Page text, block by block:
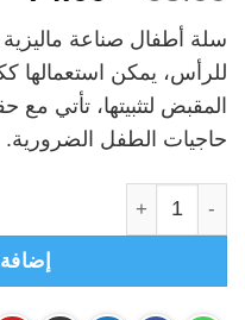
الأصلي
هو:
₪95.00.
سلة أطفال صناعة
للرأس، يمكن استعمالها
المقبض لتثبيتها، تأتي
حاجيات الطفل الضرورية.
كمية سلة أطفال هزازة - كوت